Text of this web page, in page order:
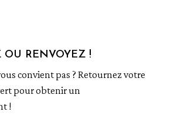
OU RENVOYEZ !
convient pas ? Retournez votre
pour obtenir un
!